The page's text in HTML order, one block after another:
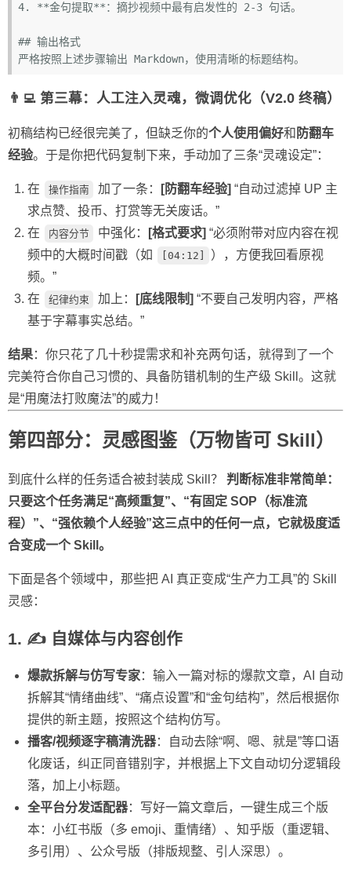
4. **金句提取**：摘抄视频中最有启发性的 2-3 句话。
## 输出格式
👨‍💻 第三幕：人工注入灵魂，微调优化（V2.0 终稿）
初稿结构已经很完美了，但缺乏你的个人使用偏好和 防翻车
经验。于是你把代码复制下来，手动加了三条“灵魂设定”：
在 操作指南 加了一条： [防翻车经验] “自动过滤掉 UP 主
求点赞、投币、打赏等无关废话。”
在
内容分节 中强化： [格式要求] “必须附带对应内容在视
频中的大概时间戳（如
[04:12]
），方便我回看原视
频。”
在
纪律约束 加上： [底线限制] “不要自己发明内容，严格
基于字幕事实总结。”
结果：你只花了几十秒提需求和补充两句话，就得到了一个
完美符合你自己习惯的、具备防错机制的生产级 Skill。这就
是“用魔法打败魔法”的威力！
第四部分：灵感图鉴（万物皆可 Skill）
到底什么样的任务适合被封装成 Skill？ 判断标准非常简单：
只要这个任务满足“高频重复”、“有固定 SOP（标准流
程）”、“强依赖个人经验”这三点中的任何一点，它就极度适
合变成一个 Skill。
下面是各个领域中，那些把 AI 真正变成“生产力工具”的 Skill
灵感：
1. ✍️ 自媒体与内容创作
爆款拆解与仿写专家：输入一篇对标的爆款文章，AI 自动
拆解其“情绪曲线”、“痛点设置”和“金句结构”，然后根据你
提供的新主题，按照这个结构仿写。
播客/视频逐字稿清洗器：自动去除“啊、嗯、就是”等口语
化废话，纠正同音错别字，并根据上下文自动切分逻辑段
落，加上小标题。
全平台分发适配器：写好一篇文章后，一键生成三个版
本：小红书版（多 emoji、重情绪）、知乎版（重逻辑、
多引用）、公众号版（排版规整、引人深思）。